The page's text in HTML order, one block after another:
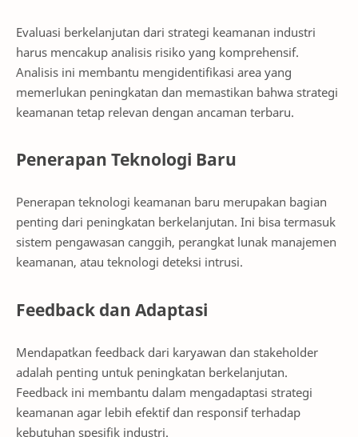
Evaluasi berkelanjutan dari strategi keamanan industri
harus mencakup analisis risiko yang komprehensif.
Analisis ini membantu mengidentifikasi area yang
memerlukan peningkatan dan memastikan bahwa strategi
keamanan tetap relevan dengan ancaman terbaru.
Penerapan Teknologi Baru
Penerapan teknologi keamanan baru merupakan bagian
penting dari peningkatan berkelanjutan. Ini bisa termasuk
sistem pengawasan canggih, perangkat lunak manajemen
keamanan, atau teknologi deteksi intrusi.
Feedback dan Adaptasi
Mendapatkan feedback dari karyawan dan stakeholder
adalah penting untuk peningkatan berkelanjutan.
Feedback ini membantu dalam mengadaptasi strategi
keamanan agar lebih efektif dan responsif terhadap
kebutuhan spesifik industri.